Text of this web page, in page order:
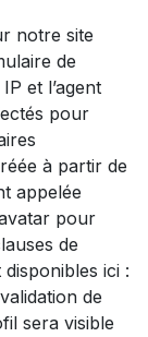
notre site
de
et l’agent
pour
à partir de
appelée
pour
de
ici :
de
sera visible